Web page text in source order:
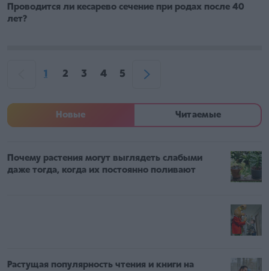
Проводится ли кесарево сечение при родах после 40
лет?
1 2 3 4 5
Новые Читаемые
Почему растения могут выглядеть слабыми
даже тогда, когда их постоянно поливают
Растущая популярность чтения и книги на